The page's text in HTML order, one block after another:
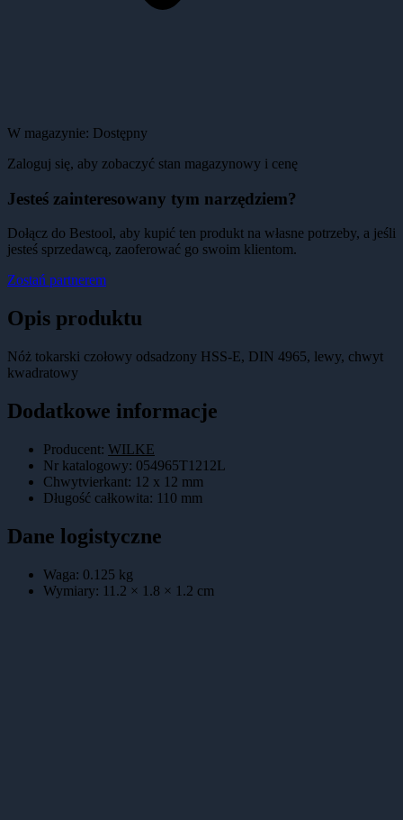
W magazynie: Dostępny
Zaloguj się, aby zobaczyć stan magazynowy i cenę
Jesteś zainteresowany tym narzędziem?
Dołącz do Bestool, aby kupić ten produkt na własne potrzeby, a jeśli
jesteś sprzedawcą, zaoferować go swoim klientom.
Zostań partnerem
Opis produktu
Nóż tokarski czołowy odsadzony HSS-E, DIN 4965, lewy, chwyt
kwadratowy
Dodatkowe informacje
Producent: WILKE
Nr katalogowy: 054965T1212L
Chwytvierkant: 12 x 12 mm
Długość całkowita: 110 mm
Dane logistyczne
Waga: 0.125 kg
Wymiary: 11.2 × 1.8 × 1.2 cm